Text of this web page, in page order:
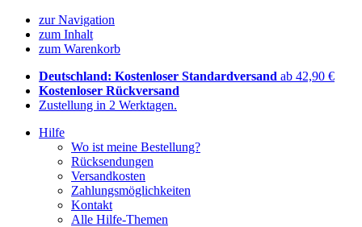
zur Navigation
zum Inhalt
zum Warenkorb
Deutschland: Kostenloser Standardversand ab 42,90 €
Kostenloser Rückversand
Zustellung in 2 Werktagen.
Hilfe
Wo ist meine Bestellung?
Rücksendungen
Versandkosten
Zahlungsmöglichkeiten
Kontakt
Alle Hilfe-Themen